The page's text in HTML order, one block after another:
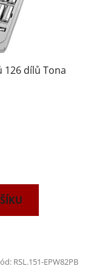
126 dílů Tona
RSL.151-EPW82PB